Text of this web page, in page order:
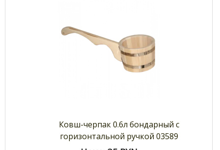
Ковш-черпак 0.6л бондарный с
горизонтальной ручкой 03589